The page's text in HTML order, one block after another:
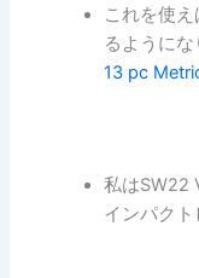
これを使
るようにな
13 pc
私はSW22
インパクト